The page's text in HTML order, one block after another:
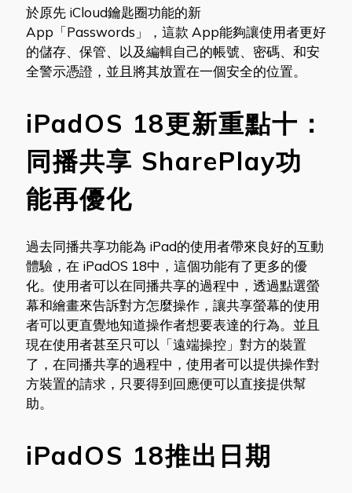
於原先 iCloud鑰匙圈功能的新
App「Passwords」，這款 App能夠讓使用者更好
的儲存、保管、以及編輯自己的帳號、密碼、和安
全警示憑證，並且將其放置在一個安全的位置。
iPadOS 18更新重點十：
同播共享 SharePlay功
能再優化
過去同播共享功能為 iPad的使用者帶來良好的互動
體驗，在 iPadOS 18中，這個功能有了更多的優
化。使用者可以在同播共享的過程中，透過點選螢
幕和繪畫來告訴對方怎麼操作，讓共享螢幕的使用
者可以更直覺地知道操作者想要表達的行為。並且
現在使用者甚至只可以「遠端操控」對方的裝置
了，在同播共享的過程中，使用者可以提供操作對
方裝置的請求，只要得到回應便可以直接提供幫
助。
iPadOS 18推出日期